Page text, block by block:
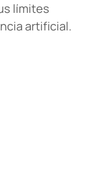
límites
artificial.